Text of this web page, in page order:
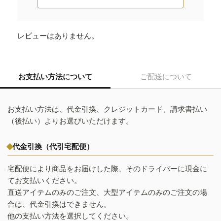
レビューはありません。
お支払い方法について ご配送について
お支払い方法は、代金引換、クレジットカード、請求書払い
（後払い）よりお選びいただけます。
代金引換（代引宅配便）
宅配便により商品をお届けした際、そのドライバーに現金に
てお支払いください。
直送アイテムのみのご注文、大型アイテムのみのご注文の場
合は、代金引換はできません。
他の支払い方法を選択してください。